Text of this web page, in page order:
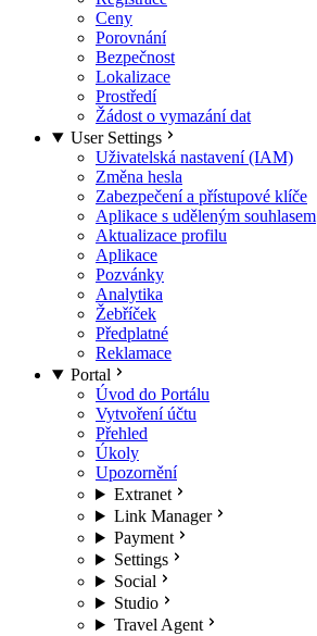
Ceny
Porovnání
Bezpečnost
Lokalizace
Prostředí
Žádost o vymazání dat
User Settings
Uživatelská nastavení (IAM)
Změna hesla
Zabezpečení a přístupové klíče
Aplikace s uděleným souhlasem
Aktualizace profilu
Aplikace
Pozvánky
Analytika
Žebříček
Předplatné
Reklamace
Portal
Úvod do Portálu
Vytvoření účtu
Přehled
Úkoly
Upozornění
Extranet
Link Manager
Payment
Settings
Social
Studio
Travel Agent